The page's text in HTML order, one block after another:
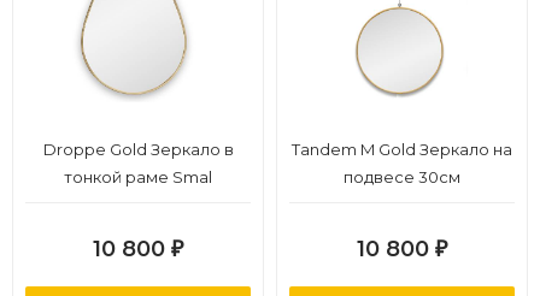
Droppe Gold Зеркало в
тонкой раме Smal
10 800 ₽
Tandem M Gold Зеркало на
подвесе 30см
10 800 ₽